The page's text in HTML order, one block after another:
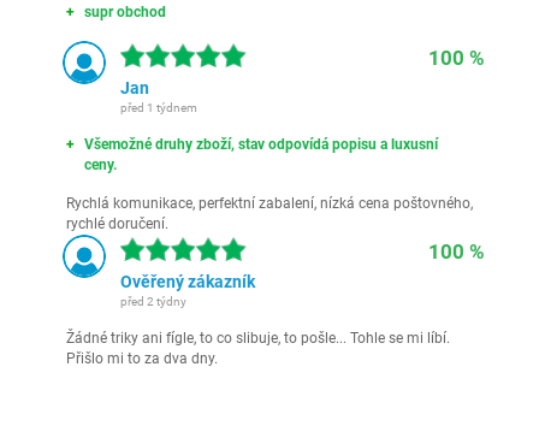
supr obchod
100 %
Jan
před 1 týdnem
Všemožné druhy zboží, stav odpovídá popisu a luxusní
ceny.
Rychlá komunikace, perfektní zabalení, nízká cena poštovného,
rychlé doručení.
100 %
Ověřený zákazník
před 2 týdny
Žádné triky ani fígle, to co slibuje, to pošle... Tohle se mi líbí.
Přišlo mi to za dva dny.